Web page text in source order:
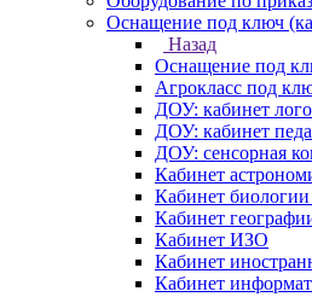
Оснащение под ключ
Назад
Оснащение под
Агрокласс под
ДОУ: кабинет
ДОУ: кабинет
ДОУ: сенсорная
Кабинет
Кабинет
Кабинет
Кабинет ИЗО
Кабинет
Кабинет